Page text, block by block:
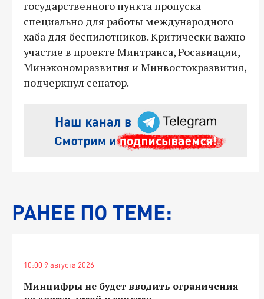
государственного пункта пропуска
специально для работы международного
хаба для беспилотников. Критически важно
участие в проекте Минтранса, Росавиации,
Минэкономразвития и Минвостокразвития,
подчеркнул сенатор.
РАНЕЕ ПО ТЕМЕ:
10:00 9 августа 2026
Минцифры не будет вводить ограничения